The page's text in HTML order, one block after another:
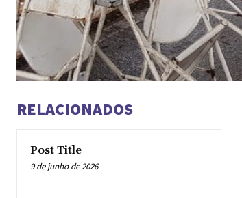
RELACIONADOS
Post Title
9 de junho de 2026